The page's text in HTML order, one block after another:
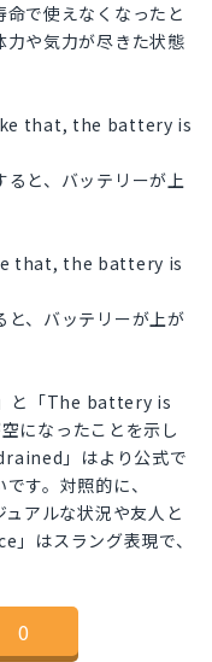
で使えなくなったと
力や気力が尽きた状態
that, the battery is
ると、バッテリーが上
that, the battery is
と、バッテリーが上が
と「The battery is
になったことを示し
」はより公式で
す。対照的に、
アルな状況や友人と
はスラング表現で、
0